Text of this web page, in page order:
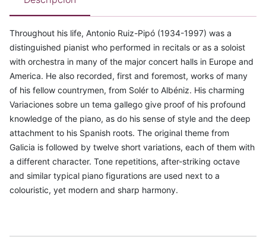
Throughout his life, Antonio Ruiz-Pipó (1934-1997) was a
distinguished pianist who performed in recitals or as a soloist
with orchestra in many of the major concert halls in Europe and
America. He also recorded, first and foremost, works of many
of his fellow countrymen, from Solér to Albéniz. His charming
Variaciones sobre un tema gallego give proof of his profound
knowledge of the piano, as do his sense of style and the deep
attachment to his Spanish roots. The original theme from
Galicia is followed by twelve short variations, each of them with
a different character. Tone repetitions, after-striking octave
and similar typical piano figurations are used next to a
colouristic, yet modern and sharp harmony.